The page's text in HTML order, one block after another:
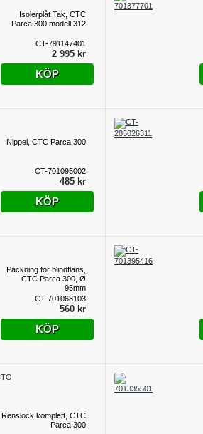
Isolerplåt Tak, CTC
Parca 300 modell 312
CT-791147401
2 995 kr
KÖP
Nippel, CTC Parca 300
CT-701095002
485 kr
KÖP
Packning för blindfläns,
CTC Parca 300, Ø
95mm
CT-701068103
560 kr
KÖP
Renslock komplett, CTC
Parca 300